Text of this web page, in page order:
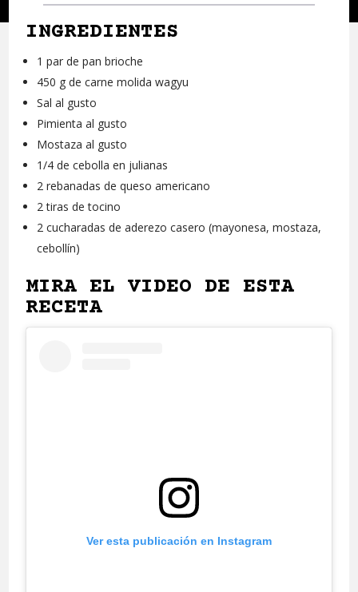
INGREDIENTES
1 par de pan brioche
450 g de carne molida wagyu
Sal al gusto
Pimienta al gusto
Mostaza al gusto
1/4 de cebolla en julianas
2 rebanadas de queso americano
2 tiras de tocino
2 cucharadas de aderezo casero (mayonesa, mostaza,
cebollín)
MIRA EL VIDEO DE ESTA
RECETA
Ver esta publicación en Instagram